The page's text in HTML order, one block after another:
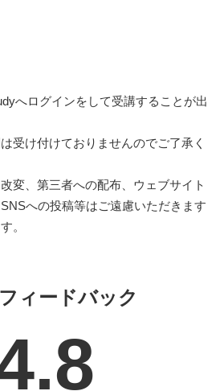
へログインをして受講することが出
受け付けておりませんのでご了承く
変、第三者への配布、ウェブサイト
への投稿等はご遠慮いただきます
。
ィードバック